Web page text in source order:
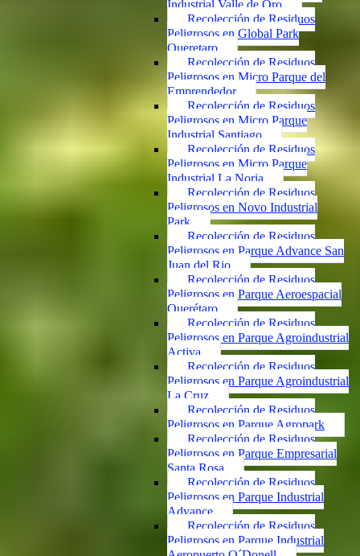
Industrial Valle de Oro
Recolección de Residuos
Peligrosos en Global Park
Queretaro
Recolección de Residuos
Peligrosos en Micro Parque del
Emprendedor
Recolección de Residuos
Peligrosos en Micro Parque
Industrial Santiago
Recolección de Residuos
Peligrosos en Micro Parque
Industrial La Noria
Recolección de Residuos
Peligrosos en Novo Industrial
Park
Recolección de Residuos
Peligrosos en Parque Advance San
Juan del Rio
Recolección de Residuos
Peligrosos en Parque Aeroespacial
Querétaro
Recolección de Residuos
Peligrosos en Parque Agroindustrial
Activa
Recolección de Residuos
Peligrosos en Parque Agroindustrial
La Cruz
Recolección de Residuos
Peligrosos en Parque Agropark
Recolección de Residuos
Peligrosos en Parque Empresarial
Santa Rosa
Recolección de Residuos
Peligrosos en Parque Industrial
Advance
Recolección de Residuos
Peligrosos en Parque Industrial